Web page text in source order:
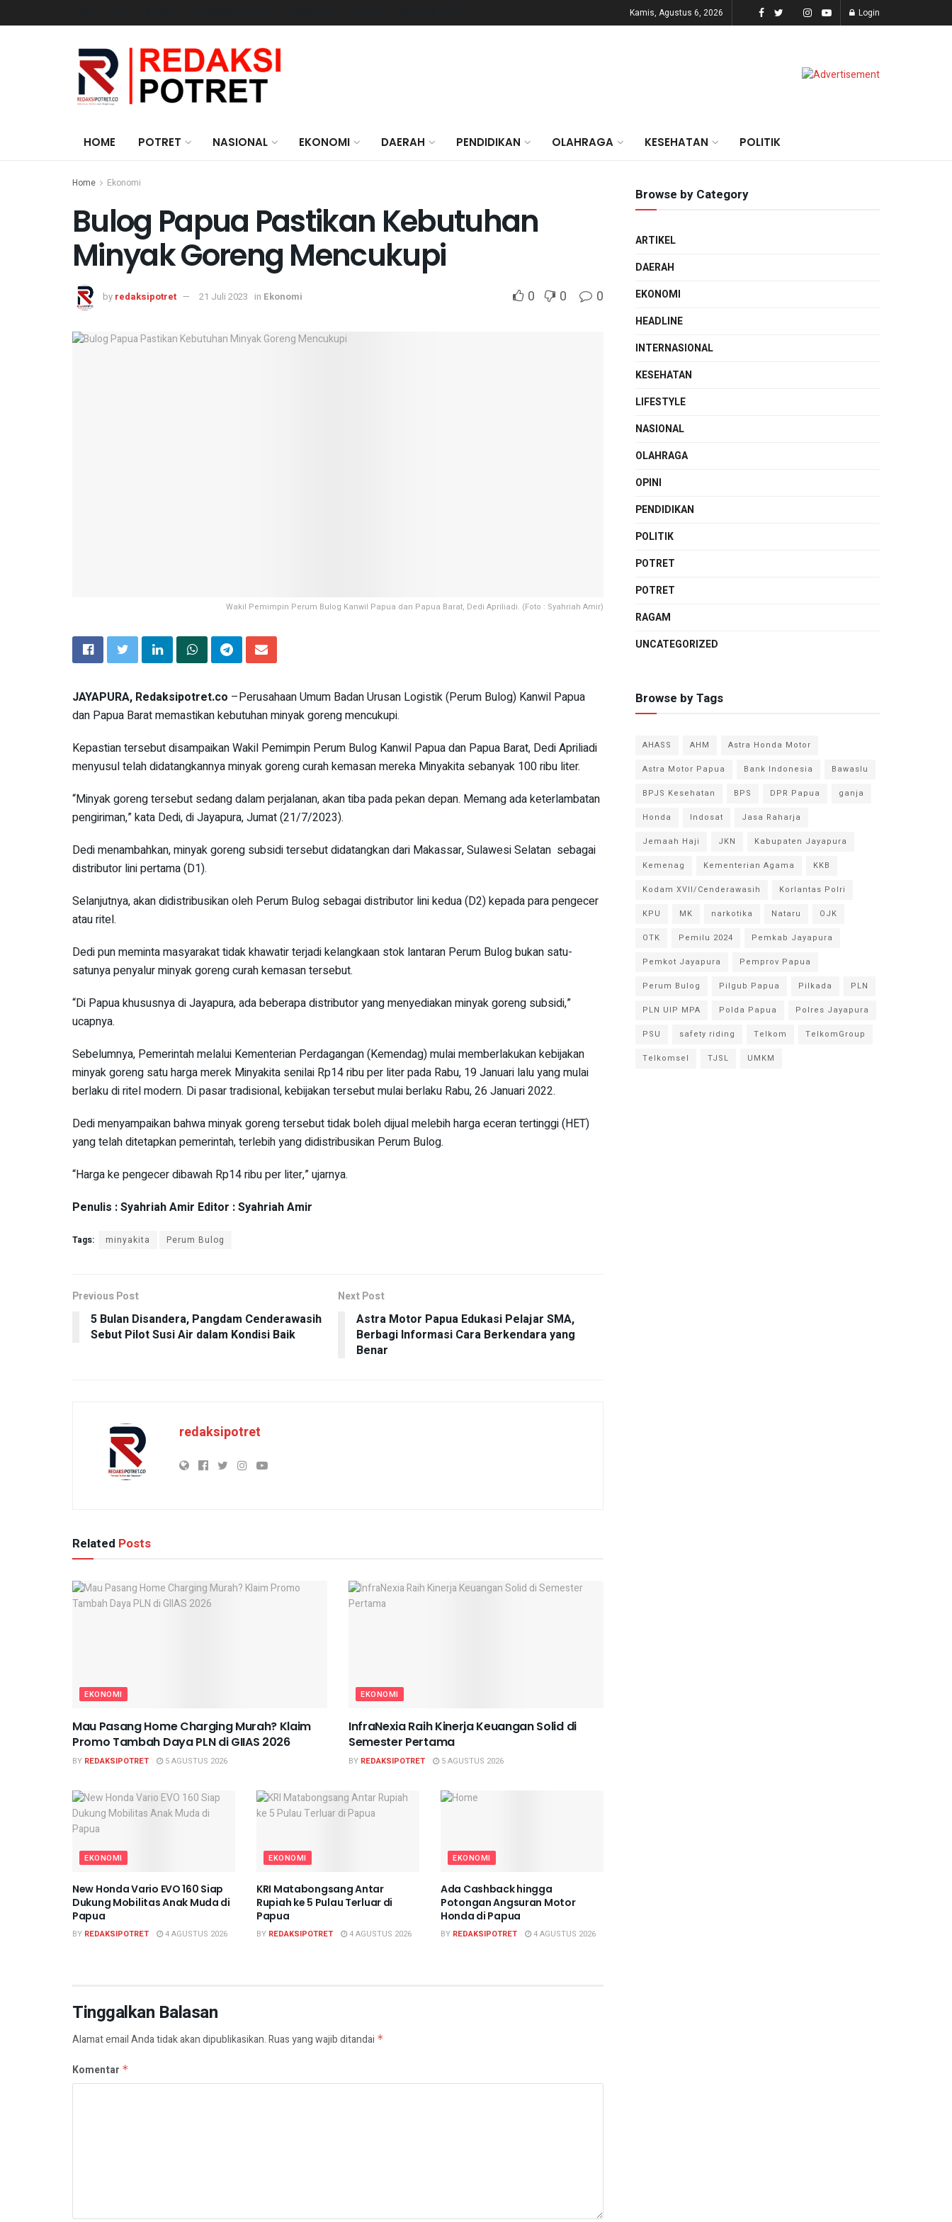
Kamis, Agustus 6, 2026 Login
HOME POTRET NASIONAL EKONOMI DAERAH PENDIDIKAN OLAHRAGA KESEHATAN POLITIK
Home Ekonomi
Bulog Papua Pastikan Kebutuhan
Minyak Goreng Mencukupi
by redaksipotret 21 Juli 2023 in Ekonomi 0 0 0
Wakil Pemimpin Perum Bulog Kanwil Papua dan Papua Barat, Dedi Apriliadi. (Foto : Syahriah Amir)
JAYAPURA, Redaksipotret.co –Perusahaan Umum Badan Urusan Logistik (Perum Bulog) Kanwil Papua
dan Papua Barat memastikan kebutuhan minyak goreng mencukupi.
Kepastian tersebut disampaikan Wakil Pemimpin Perum Bulog Kanwil Papua dan Papua Barat, Dedi Apriliadi
menyusul telah didatangkannya minyak goreng curah kemasan mereka Minyakita sebanyak 100 ribu liter.
“Minyak goreng tersebut sedang dalam perjalanan, akan tiba pada pekan depan. Memang ada keterlambatan
pengiriman,” kata Dedi, di Jayapura, Jumat (21/7/2023).
Dedi menambahkan, minyak goreng subsidi tersebut didatangkan dari Makassar, Sulawesi Selatan sebagai
distributor lini pertama (D1).
Selanjutnya, akan didistribusikan oleh Perum Bulog sebagai distributor lini kedua (D2) kepada para pengecer
atau ritel.
Dedi pun meminta masyarakat tidak khawatir terjadi kelangkaan stok lantaran Perum Bulog bukan satu-
satunya penyalur minyak goreng curah kemasan tersebut.
“Di Papua khususnya di Jayapura, ada beberapa distributor yang menyediakan minyak goreng subsidi,”
ucapnya.
Sebelumnya, Pemerintah melalui Kementerian Perdagangan (Kemendag) mulai memberlakukan kebijakan
minyak goreng satu harga merek Minyakita senilai Rp14 ribu per liter pada Rabu, 19 Januari lalu yang mulai
berlaku di ritel modern. Di pasar tradisional, kebijakan tersebut mulai berlaku Rabu, 26 Januari 2022.
Dedi menyampaikan bahwa minyak goreng tersebut tidak boleh dijual melebih harga eceran tertinggi (HET)
yang telah ditetapkan pemerintah, terlebih yang didistribusikan Perum Bulog.
“Harga ke pengecer dibawah Rp14 ribu per liter,” ujarnya.
Penulis : Syahriah Amir Editor : Syahriah Amir
Tags: minyakita Perum Bulog
Previous Post
5 Bulan Disandera, Pangdam Cenderawasih
Sebut Pilot Susi Air dalam Kondisi Baik
Next Post
Astra Motor Papua Edukasi Pelajar SMA,
Berbagi Informasi Cara Berkendara yang
Benar
redaksipotret
Related Posts
EKONOMI
Mau Pasang Home Charging Murah? Klaim
Promo Tambah Daya PLN di GIIAS 2026
BY REDAKSIPOTRET 5 AGUSTUS 2026
EKONOMI
InfraNexia Raih Kinerja Keuangan Solid di
Semester Pertama
BY REDAKSIPOTRET 5 AGUSTUS 2026
EKONOMI
New Honda Vario EVO 160 Siap
Dukung Mobilitas Anak Muda di
Papua
BY REDAKSIPOTRET 4 AGUSTUS 2026
EKONOMI
KRI Matabongsang Antar
Rupiah ke 5 Pulau Terluar di
Papua
BY REDAKSIPOTRET 4 AGUSTUS 2026
EKONOMI
Ada Cashback hingga
Potongan Angsuran Motor
Honda di Papua
BY REDAKSIPOTRET 4 AGUSTUS 2026
Tinggalkan Balasan
Alamat email Anda tidak akan dipublikasikan.Ruas yang wajib ditandai *
Komentar *
Browse by Category
ARTIKEL
DAERAH
EKONOMI
HEADLINE
INTERNASIONAL
KESEHATAN
LIFESTYLE
NASIONAL
OLAHRAGA
OPINI
PENDIDIKAN
POLITIK
POTRET
POTRET
RAGAM
UNCATEGORIZED
Browse by Tags
AHASS AHM
Astra Honda Motor
Astra Motor Papua
Bank Indonesia
Bawaslu
BPJS Kesehatan
BPS DPR Papua
ganja
Honda
Indosat
Jasa Raharja
Jemaah Haji
JKN
Kabupaten Jayapura
Kemenag
Kementerian Agama
KKB
Kodam XVII/Cenderawasih
Korlantas Polri
KPU
MK narkotika Nataru
OJK
OTK
Pemilu 2024
Pemkab Jayapura
Pemkot Jayapura
Pemprov Papua
Perum Bulog
Pilgub Papua Pilkada
PLN
PLN UIP MPA
Polda Papua
Polres Jayapura
PSU
safety riding Telkom
TelkomGroup
Telkomsel
TJSL UMKM